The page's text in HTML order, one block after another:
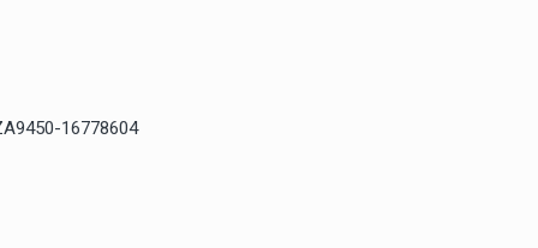
16778604